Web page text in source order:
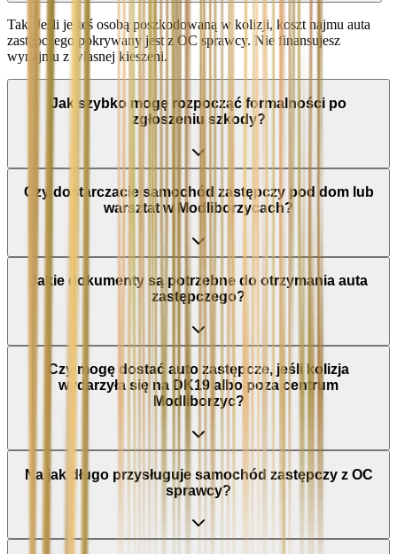
Tak. Jeśli jesteś osobą poszkodowaną w kolizji, koszt najmu auta
zastępczego pokrywany jest z OC sprawcy. Nie finansujesz
wynajmu z własnej kieszeni.
Jak szybko mogę rozpocząć formalności po
zgłoszeniu szkody?
Czy dostarczacie samochód zastępczy pod dom lub
warsztat w Modliborzycach?
Jakie dokumenty są potrzebne do otrzymania auta
zastępczego?
Czy mogę dostać auto zastępcze, jeśli kolizja
wydarzyła się na DK19 albo poza centrum
Modliborzyc?
Na jak długo przysługuje samochód zastępczy z OC
sprawcy?